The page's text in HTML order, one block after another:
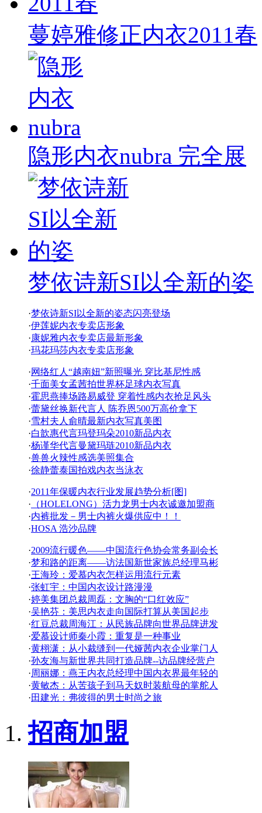
蔓婷雅修正内衣2011春
隐形内衣nubra 完全展
梦依诗新SI以全新的姿
·梦依诗新SI以全新的姿态闪亮登场
·伊莲妮内衣专卖店形象
·康妮雅内衣专卖店最新形象
·玛花玛莎内衣专卖店形象
·网络红人“越南妞”新照曝光 穿比基尼性感
·千面美女孟茜拍世界杯足球内衣写真
·霍思燕捧场路易威登 穿着性感内衣抢足风头
·蕾黛丝换新代言人 陈乔恩500万高价拿下
·雪村夫人俞晴最新内衣写真美图
·白歆惠代言玛登玛朵2010新品内衣
·杨谨华代言曼黛玛琏2010新品内衣
·兽兽火辣性感选美照集合
·徐静蕾泰国拍戏内衣当泳衣
·2011年保暖内衣行业发展趋势分析[图]
· （HOLELONG）活力龙男士内衣诚邀加盟商
·内裤批发－男士内裤火爆供应中！！
·HOSA 浩沙品牌
·2009流行暖色——中国流行色协会常务副会长
·梦和路的距离——访法国新世家族总经理马彬
·王海玲：爱慕内衣怎样运用流行元素
·张虹宇：中国内衣设计路漫漫
·婷美集团总裁周磊：文胸的“口红效应”
·吴艳芬：美思内衣走向国际打算从美国起步
·红豆总裁周海江：从民族品牌向世界品牌进发
·爱慕设计师秦小霞：重复是一种事业
·黄栩潇：从小裁缝到一代娅茜内衣企业掌门人
·孙友海与新世界共同打造品牌--访品牌经营户
·周丽娜：燕王内衣总经理中国内衣界最年轻的
·黄敏杰：从苦孩子到马天奴时装航母的掌舵人
·田建光：弗彼得的男士时尚之旅
招商加盟